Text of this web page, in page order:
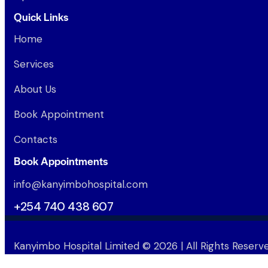
Quick Links
Home
Services
About Us
Book Appointment
Contacts
Book Appointments
info@kanyimbohospital.com
+254 740 438 607
Kanyimbo Hospital Limited © 2026 | All Rights